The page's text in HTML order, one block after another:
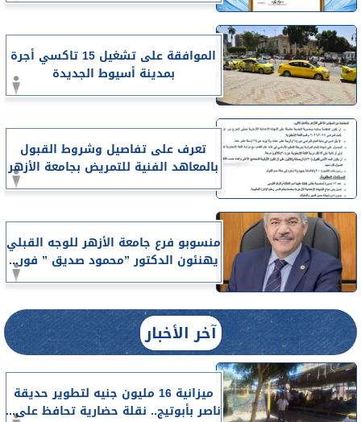
الموافقة على تشغيل 15 تاكسي أجرة
بمدينة أسيوط الجديدة
تعرف على تفاصيل وشروط القبول
بالمعاهد الفنية للتمريض بجامعة الأزهر
منسوبو فرع جامعة الأزهر للوجه القبلي
يهنئون الدكتور ”محمود صديق ” فور...
آخر الأخبار
ميزانية 16 مليون جنيه لتطوير حديقة
ناصر بأبوتيج.. نقلة حضارية تحافظ على...